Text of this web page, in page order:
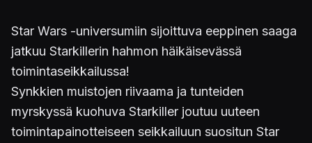
Star Wars -universumiin sijoittuva eeppinen saaga
jatkuu Starkillerin hahmon häikäisevässä
toimintaseikkailussa!
Synkkien muistojen riivaama ja tunteiden
myrskyssä kuohuva Starkiller joutuu uuteen
toimintapainotteiseen seikkailuun suositun Star